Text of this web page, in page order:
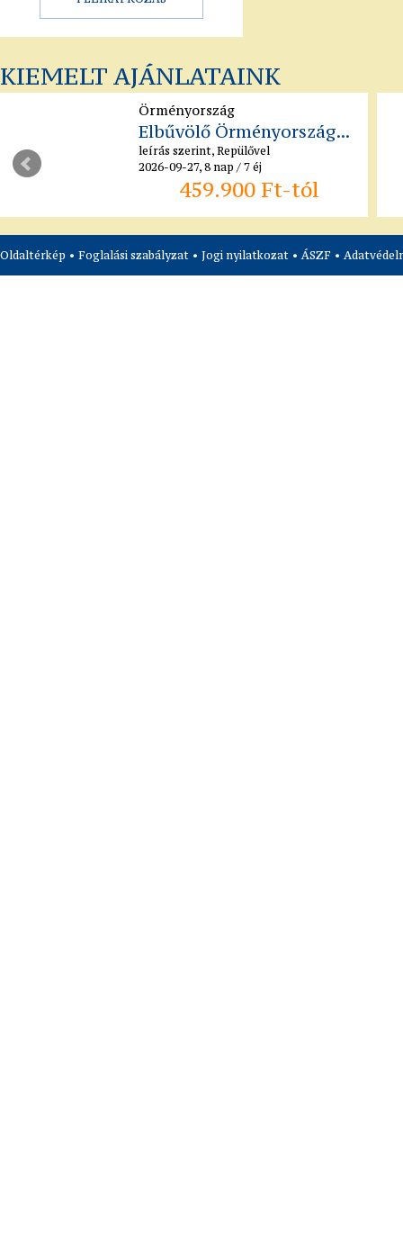
KIEMELT AJÁNLATAINK
Örményország
Elbűvölő Örményország...
leírás szerint, Repülővel
2026-09-27, 8 nap / 7 éj
459.900 Ft-tól
Oldaltérkép • Foglalási szabályzat • Jogi nyilatkozat • ÁSZF •